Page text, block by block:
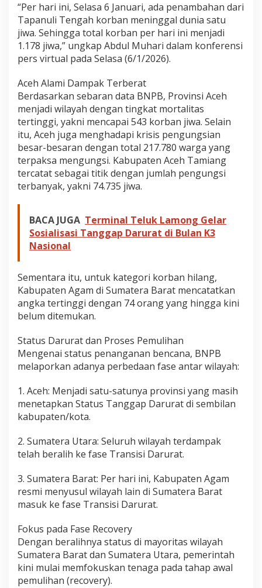
“Per hari ini, Selasa 6 Januari, ada penambahan dari
Tapanuli Tengah korban meninggal dunia satu
jiwa. Sehingga total korban per hari ini menjadi
1.178 jiwa,” ungkap Abdul Muhari dalam konferensi
pers virtual pada Selasa (6/1/2026).
Aceh Alami Dampak Terberat
Berdasarkan sebaran data BNPB, Provinsi Aceh
menjadi wilayah dengan tingkat mortalitas
tertinggi, yakni mencapai 543 korban jiwa. Selain
itu, Aceh juga menghadapi krisis pengungsian
besar-besaran dengan total 217.780 warga yang
terpaksa mengungsi. Kabupaten Aceh Tamiang
tercatat sebagai titik dengan jumlah pengungsi
terbanyak, yakni 74.735 jiwa.
BACA JUGA Terminal Teluk Lamong Gelar
Sosialisasi Tanggap Darurat di Bulan K3
Nasional
Sementara itu, untuk kategori korban hilang,
Kabupaten Agam di Sumatera Barat mencatatkan
angka tertinggi dengan 74 orang yang hingga kini
belum ditemukan.
Status Darurat dan Proses Pemulihan
Mengenai status penanganan bencana, BNPB
melaporkan adanya perbedaan fase antar wilayah:
1. Aceh: Menjadi satu-satunya provinsi yang masih
menetapkan Status Tanggap Darurat di sembilan
kabupaten/kota.
2. Sumatera Utara: Seluruh wilayah terdampak
telah beralih ke fase Transisi Darurat.
3. Sumatera Barat: Per hari ini, Kabupaten Agam
resmi menyusul wilayah lain di Sumatera Barat
masuk ke fase Transisi Darurat.
Fokus pada Fase Recovery
Dengan beralihnya status di mayoritas wilayah
Sumatera Barat dan Sumatera Utara, pemerintah
kini mulai memfokuskan tenaga pada tahap awal
pemulihan (recovery).